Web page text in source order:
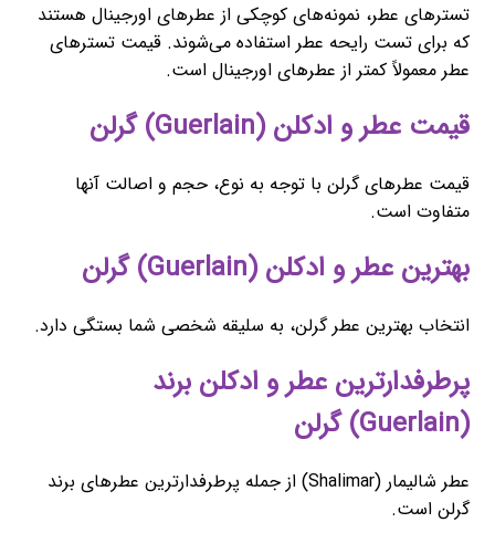
تسترهای عطر، نمونه‌های کوچکی از عطرهای اورجینال هستند
که برای تست رایحه عطر استفاده می‌شوند. قیمت تسترهای
عطر معمولاً کمتر از عطرهای اورجینال است.
قیمت عطر و ادکلن (Guerlain) گرلن
قیمت عطرهای گرلن با توجه به نوع، حجم و اصالت آنها
متفاوت است.
بهترین عطر و ادکلن (Guerlain) گرلن
انتخاب بهترین عطر گرلن، به سلیقه شخصی شما بستگی دارد.
پرطرفدارترین عطر و ادکلن برند
(Guerlain) گرلن
عطر شالیمار (Shalimar) از جمله پرطرفدارترین عطرهای برند
گرلن است.